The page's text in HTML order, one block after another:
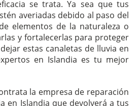
se trata. Ya sea que tus
averiadas debido al paso del
elementos de la naturaleza o
y fortalecerlas para proteger
estas canaletas de lluvia en
en Islandia es tu mejor
la empresa de reparación
en Islandia que devolverá a tus